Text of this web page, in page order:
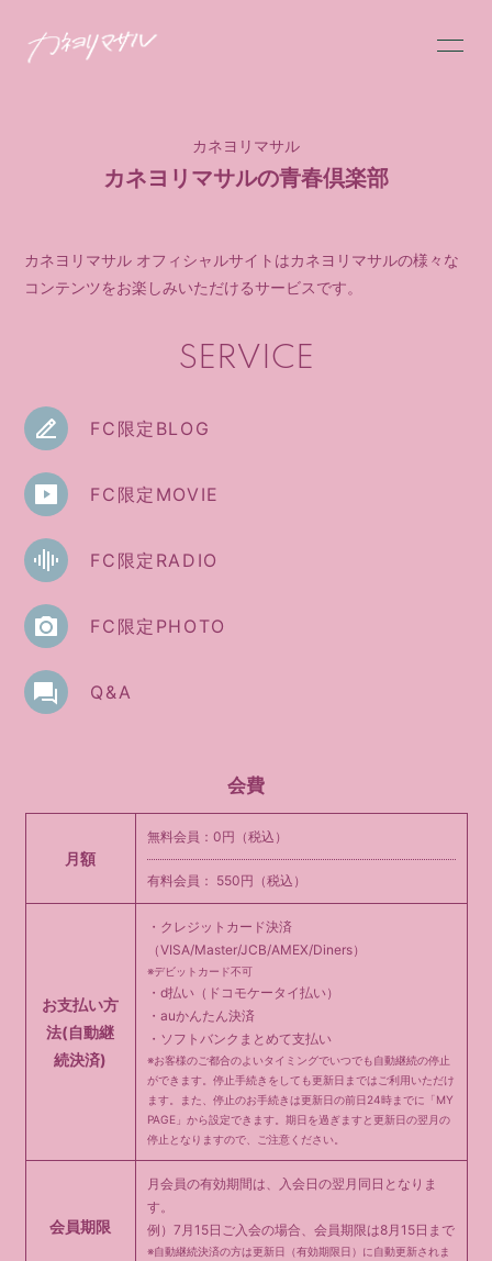
PROFILE
MESSAGE GOODS
FC限定RADIO FC限定PHOTO
Q&A
会員登録 ログイン
カネヨリマサル
カネヨリマサルの青春倶楽部
カネヨリマサル オフィシャルサイトはカネヨリマサルの様々な
コンテンツをお楽しみいただけるサービスです。
SERVICE
FC限定BLOG
FC限定MOVIE
FC限定RADIO
FC限定PHOTO
Q&A
会費
月額
無料会員：0円（税込）
有料会員： 550円（税込）
お支払い方
法(自動継
続決済)
・クレジットカード決済
（VISA/Master/JCB/AMEX/Diners）
※デビットカード不可
・d払い（ドコモケータイ払い）
・auかんたん決済
・ソフトバンクまとめて支払い
※お客様のご都合のよいタイミングでいつでも自動継続の停止
ができます。停止手続きをしても更新日まではご利用いただけ
ます。また、停止のお手続きは更新日の前日24時までに「MY
PAGE」から設定できます。期日を過ぎますと更新日の翌月の
停止となりますので、ご注意ください。
会員期限
月会員の有効期間は、入会日の翌月同日となりま
す。
例）7月15日ご入会の場合、会員期限は8月15日まで
※自動継続決済の方は更新日（有効期限日）に自動更新されま